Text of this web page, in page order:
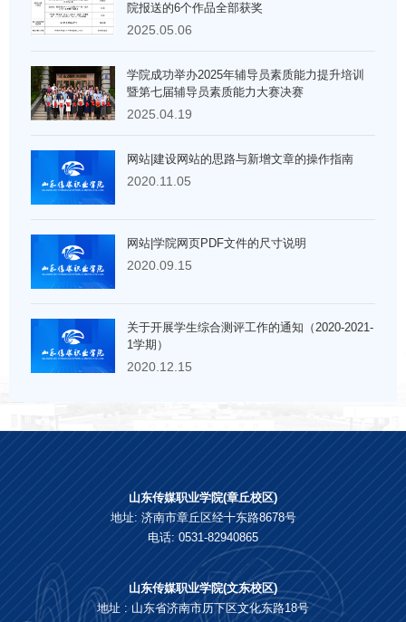
院报送的6个作品全部获奖
2025.05.06
学院成功举办2025年辅导员素质能力提升培训
暨第七届辅导员素质能力大赛决赛
2025.04.19
网站|建设网站的思路与新增文章的操作指南
2020.11.05
网站|学院网页PDF文件的尺寸说明
2020.09.15
关于开展学生综合测评工作的通知（2020-2021-
1学期）
2020.12.15
山东传媒职业学院(章丘校区)
地址: 济南市章丘区经十东路8678号
电话: 0531-82940865
山东传媒职业学院(文东校区)
地址 : 山东省济南市历下区文化东路18号